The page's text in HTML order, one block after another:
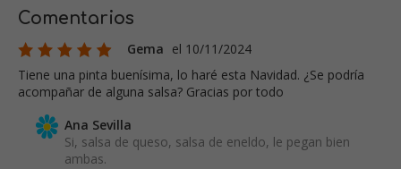
Comentarios
Gema el 10/11/2024
Tiene una pinta buenísima, lo haré esta Navidad. ¿Se podría
acompañar de alguna salsa? Gracias por todo
Ana Sevilla
Si, salsa de queso, salsa de eneldo, le pegan bien
ambas.